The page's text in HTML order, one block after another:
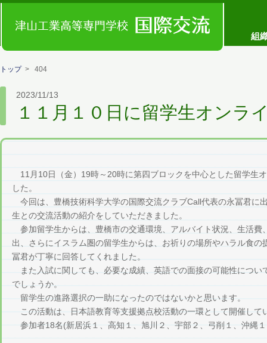
コンセプト 組
トップ> 404
2023/11/13
１１月１０日に留学生オンラ
11月10日（金）19時～20時に第四ブロックを中心とした留学生
した。
今回は、豊橋技術科学大学の国際交流クラブCall代表の永冨君に
生との交流活動の紹介をしていただきました。
参加留学生からは、豊橋市の交通環境、アルバイト状況、生活費
出、さらにイスラム圏の留学生からは、お祈りの場所やハラル食
冨君が丁寧に回答してくれました。
また入試に関しても、必要な成績、英語での面接の可能性につ
でしょうか。
留学生の進路選択の一助になったのではないかと思います。
この活動は、日本語教育等支援拠点校活動の一環として開催して
参加者18名(新居浜１、高知１、旭川２、宇部２、弓削１、沖縄